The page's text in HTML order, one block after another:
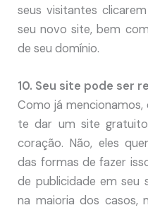
seus visitantes
seu novo site, bem
de seu domínio.
10. Seu site pode ser
Como já
te dar um site
coração. Não, eles
das formas de fazer
de publicidade em seu
na maioria dos casos,